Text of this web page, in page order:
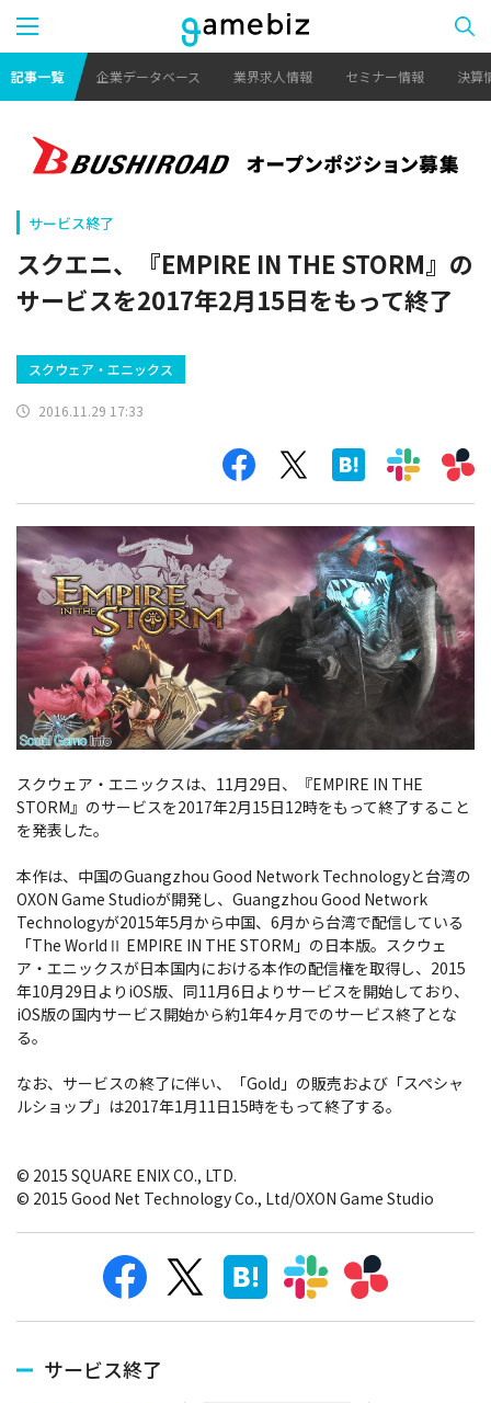
記事一覧 企業データベース 業界求人情報 セミナー情報 決算
サービス終了
スクエニ、『EMPIRE IN THE STORM』の
サービスを2017年2月15日をもって終了
スクウェア・エニックス
2016.11.29 17:33
スクウェア・エニックスは、11月29日、『EMPIRE IN THE
STORM』のサービスを2017年2月15日12時をもって終了すること
を発表した。
本作は、中国のGuangzhou Good Network Technologyと台湾の
OXON Game Studioが開発し、Guangzhou Good Network
Technologyが2015年5月から中国、6月から台湾で配信している
「The WorldⅡ EMPIRE IN THE STORM」の日本版。スクウェ
ア・エニックスが日本国内における本作の配信権を取得し、2015
年10月29日よりiOS版、同11月6日よりサービスを開始しており、
iOS版の国内サービス開始から約1年4ヶ月でのサービス終了とな
る。
なお、サービスの終了に伴い、「Gold」の販売および「スペシャ
ルショップ」は2017年1月11日15時をもって終了する。
© 2015 SQUARE ENIX CO., LTD.
© 2015 Good Net Technology Co., Ltd/OXON Game Studio
サービス終了